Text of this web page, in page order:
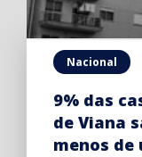
Nacional
9% das
de Viana
menos de